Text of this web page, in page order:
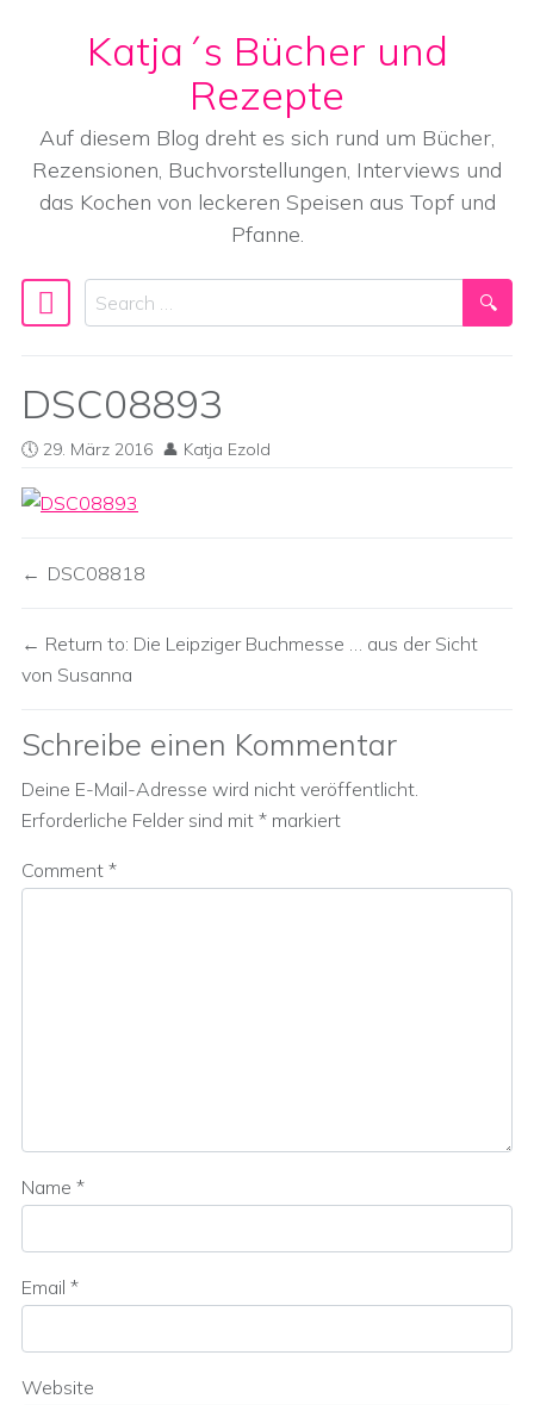
Skip to content
Katja´s Bücher und
Rezepte
Auf diesem Blog dreht es sich rund um Bücher,
Rezensionen, Buchvorstellungen, Interviews und
das Kochen von leckeren Speisen aus Topf und
Pfanne.
Main Navigation
Search
DSC08893
29. März 2016 Katja Ezold
DSC08818
Return to: Die Leipziger Buchmesse … aus der Sicht
von Susanna
Schreibe einen Kommentar
Deine E-Mail-Adresse wird nicht veröffentlicht.
Erforderliche Felder sind mit * markiert
Comment *
Name *
Email *
Website